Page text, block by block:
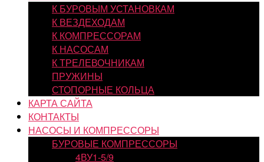
К БУРОВЫМ УСТАНОВКАМ
К ВЕЗДЕХОДАМ
К КОМПРЕССОРАМ
К НАСОСАМ
К ТРЕЛЕВОЧНИКАМ
ПРУЖИНЫ
СТОПОРНЫЕ КОЛЬЦА
КАРТА САЙТА
КОНТАКТЫ
НАСОСЫ И КОМПРЕССОРЫ
БУРОВЫЕ КОМПРЕССОРЫ
4ВУ1-5/9